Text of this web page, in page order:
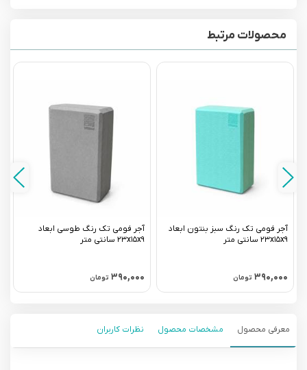
محصولات مرتبط
آجر فومی تک رنگ سبز بنتون ابعاد
۲۳x۱۵x۹ سانتی متر
۳۹۰,۰۰۰ تومان
آجر فومی تک رنگ طوسی ابعاد
۲۳x۱۵x۹ سانتی متر
۳۹۰,۰۰۰ تومان
معرفی محصول مشخصات محصول نظرات کاربران